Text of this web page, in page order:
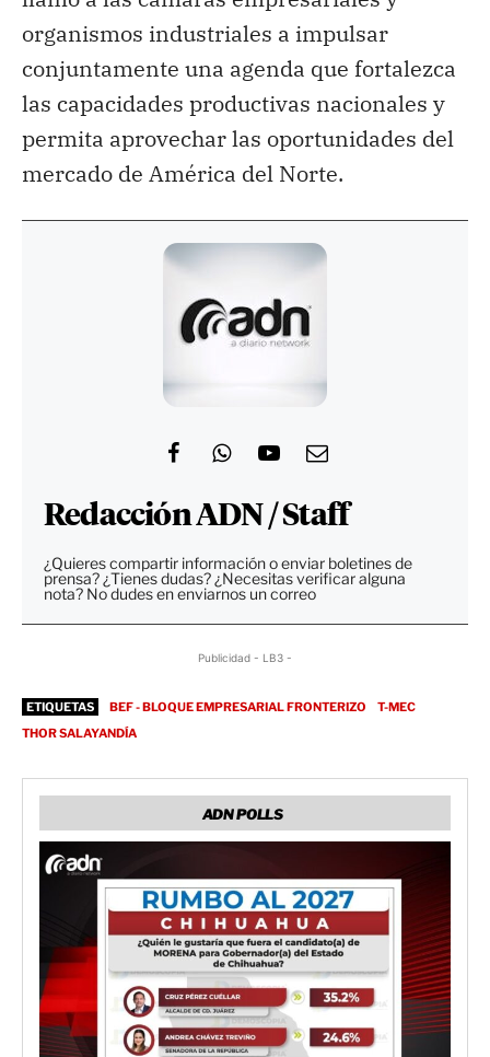
organismos industriales a impulsar
conjuntamente una agenda que fortalezca
las capacidades productivas nacionales y
permita aprovechar las oportunidades del
mercado de América del Norte.
Redacción ADN / Staff
¿Quieres compartir información o enviar boletines de
prensa? ¿Tienes dudas? ¿Necesitas verificar alguna
nota? No dudes en enviarnos un correo
Publicidad - LB3 -
ETIQUETAS BEF - BLOQUE EMPRESARIAL FRONTERIZO
T-MEC
THOR SALAYANDÍA
ADN POLLS